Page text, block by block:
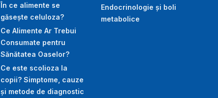
În ce alimente se
găsește celuloza?
Ce Alimente Ar Trebui
Consumate pentru
Sănătatea Oaselor?
Ce este scolioza la
copii? Simptome, cauze
și metode de diagnostic
Endocrinologie și boli
metabolice